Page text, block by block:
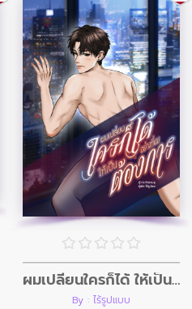
ผมเปลี่ยนใครก็ได้ ให้เป็นอย่างที่ผมต้องการ
By : ไร้รูปแบบ